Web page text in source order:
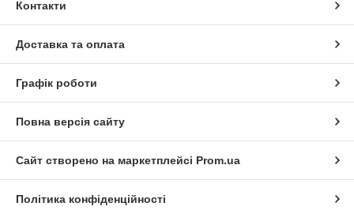
Контакти
Доставка та оплата
Графік роботи
Повна версія сайту
Сайт створено на маркетплейсі Prom.ua
Політика конфіденційності